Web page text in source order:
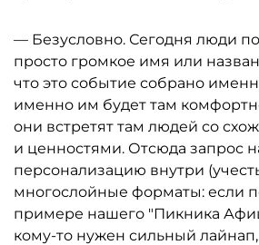
— Безусловно. Сегодня люди
просто громкое имя или
что это событие собрано
именно им будет там
они встретят там людей со
и ценностями. Отсюда запрос
персонализацию внутри
многослойные форматы: если
примере нашего "Пикника
кому-то нужен сильный